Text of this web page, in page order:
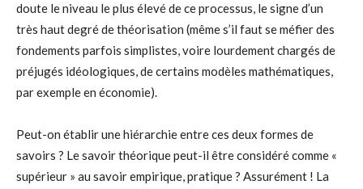
doute le niveau le plus élevé de ce processus, le signe d’un
très haut degré de théorisation (même s’il faut se méfier des
fondements parfois simplistes, voire lourdement chargés de
préjugés idéologiques, de certains modèles mathématiques,
par exemple en économie).
Peut-on établir une hiérarchie entre ces deux formes de
savoirs ? Le savoir théorique peut-il être considéré comme «
supérieur » au savoir empirique, pratique ? Assurément ! La